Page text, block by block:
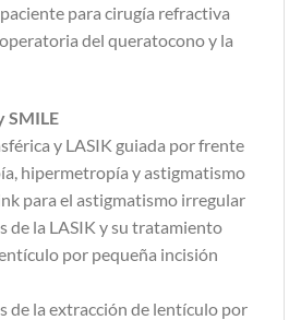
para cirugía refractiva
del queratocono y la
SMILE
y LASIK guiada por frente
hipermetropía y astigmatismo
para el astigmatismo irregular
de la LASIK y su tratamiento
por pequeña incisión
de la extracción de lentículo por